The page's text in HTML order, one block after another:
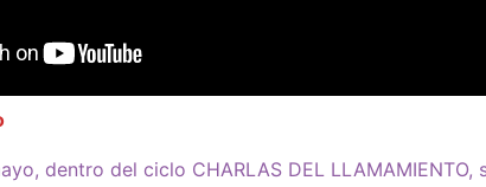
dentro del ciclo CHARLAS DEL LLAMAMIENTO,